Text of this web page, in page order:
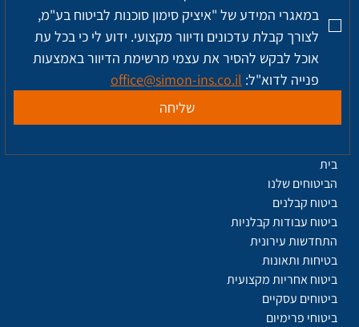
פנייה לדוא"ל: office@simon-ins.co.il
שליחה
בית
הביטוחים שלנו
ביטוח קבלנים
ביטוח עבודות קבלניות
התחדשות עירונית
בטיחות ותאונות
ביטוח אחריות מקצועית
ביטוחים עסקיים
ביטוחי פרימיום